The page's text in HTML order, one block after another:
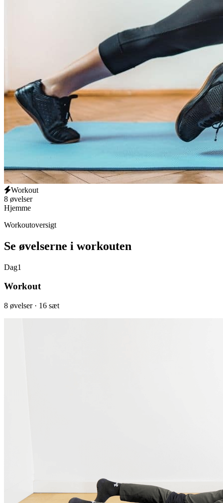
Workout
8 øvelser
Hjemme
Workoutoversigt
Se øvelserne i workouten
Dag1
Workout
8 øvelser· 16 sæt